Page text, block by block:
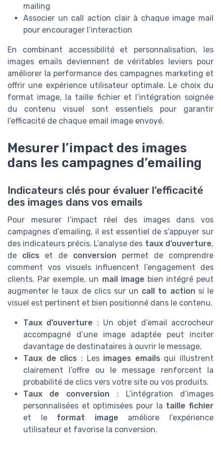
mailing
Associer un call action clair à chaque image mail
pour encourager l’interaction
En combinant accessibilité et personnalisation, les
images emails deviennent de véritables leviers pour
améliorer la performance des campagnes marketing et
offrir une expérience utilisateur optimale. Le choix du
format image, la taille fichier et l’intégration soignée
du contenu visuel sont essentiels pour garantir
l’efficacité de chaque email image envoyé.
Mesurer l’impact des images
dans les campagnes d’emailing
Indicateurs clés pour évaluer l’efficacité
des images dans vos emails
Pour mesurer l’impact réel des images dans vos
campagnes d’emailing, il est essentiel de s’appuyer sur
des indicateurs précis. L’analyse des taux d’ouverture,
de clics et de conversion permet de comprendre
comment vos visuels influencent l’engagement des
clients. Par exemple, un mail image bien intégré peut
augmenter le taux de clics sur un call to action si le
visuel est pertinent et bien positionné dans le contenu.
Taux d’ouverture : Un objet d’email accrocheur
accompagné d’une image adaptée peut inciter
davantage de destinataires à ouvrir le message.
Taux de clics : Les images emails qui illustrent
clairement l’offre ou le message renforcent la
probabilité de clics vers votre site ou vos produits.
Taux de conversion : L’intégration d’images
personnalisées et optimisées pour la taille fichier
et le format image améliore l’expérience
utilisateur et favorise la conversion.